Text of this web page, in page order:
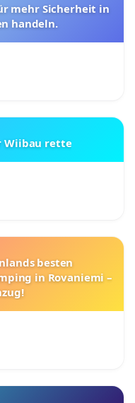
mehr Sicherheit in
handeln.
Wiibau rette
besten
in Rovaniemi –